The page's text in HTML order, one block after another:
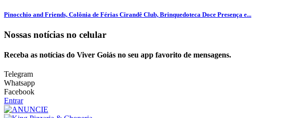
Pinocchio and Friends, Colônia de Férias Cirandê Club, Brinquedoteca Doce Presença e...
Nossas notícias no celular
Receba as notícias do Viver Goiás no seu app favorito de mensagens.
Telegram
Whatsapp
Facebook
Entrar